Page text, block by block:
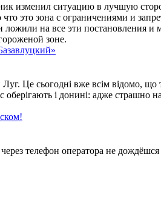
изменил ситуацию в лучшую
это зона с ограничениями и
на все эти постановления и
зоне.
Це сьогодні вже всім відомо,
і донині: адже страшно
телефон оператора не дождёшся